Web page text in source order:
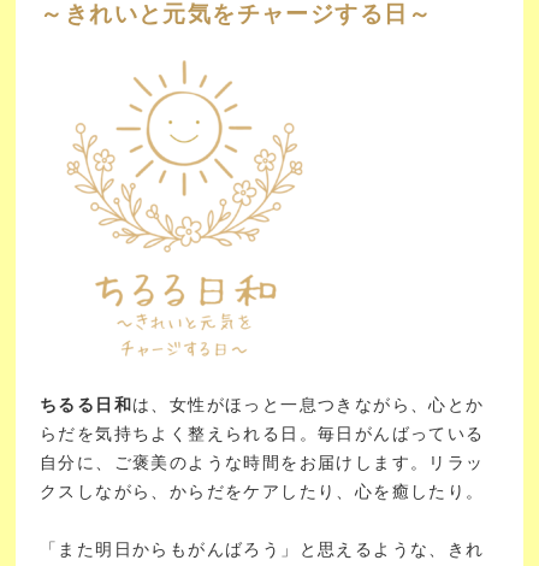
～きれいと元気をチャージする日～
ちるる日和は、女性がほっと一息つきながら、心とか
らだを気持ちよく整えられる日。毎日がんばっている
自分に、ご褒美のような時間をお届けします。 リラッ
クスしながら、からだをケアしたり、心を癒したり。
「また明日からもがんばろう」と思えるような、きれ